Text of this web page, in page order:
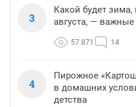
3
Какой будет
августа, —
57 871 14
4
Пирожное
в домашних
детства